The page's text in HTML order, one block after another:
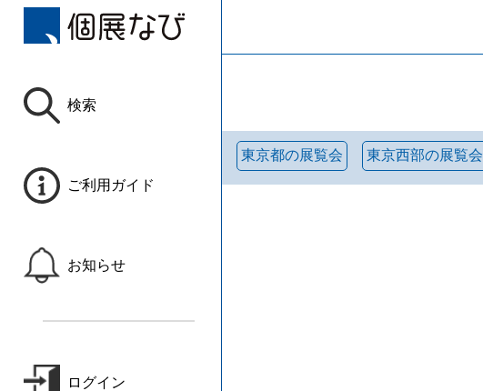
検索
ご利用ガイド
お知らせ
ログイン
東京都の展覧会 東京西部の展覧会